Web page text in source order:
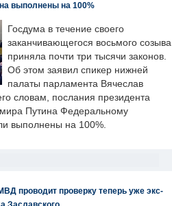
выполнены на 100%
Госдума в течение своего
заканчивающегося восьмого созыва
приняла почти три тысячи законов.
Об этом заявил спикер нижней
палаты парламента Вячеслав
словам, послания президента
Путина Федеральному
выполнены на 100%.
проводит проверку теперь уже экс-